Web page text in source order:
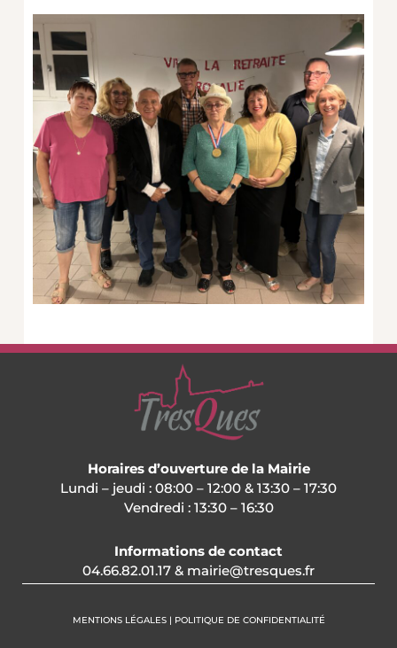
Horaires d’ouverture de la Mairie
Lundi – jeudi : 08:00 – 12:00 & 13:30 – 17:30
Vendredi : 13:30 – 16:30
Informations de contact
04.66.82.01.17 & mairie@tresques.fr
MENTIONS LÉGALES | POLITIQUE DE CONFIDENTIALITÉ